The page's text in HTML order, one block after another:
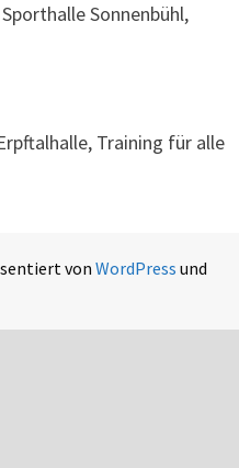
Sonnenbühl,
Training für alle
von WordPress und